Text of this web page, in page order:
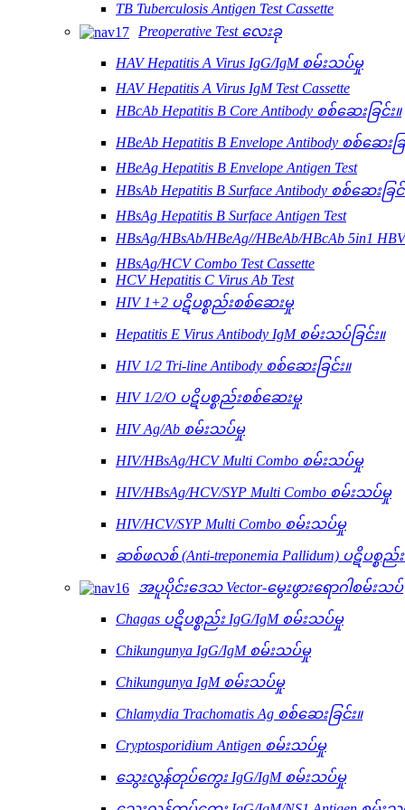
TB Tuberculosis Antigen Test Cassette
Preoperative Test လေးခု
HAV Hepatitis A Virus IgG/IgM စမ်းသပ်မှု
HAV Hepatitis A Virus IgM Test Cassette
HBcAb Hepatitis B Core Antibody စစ်ဆေးခြင်း။
HBeAb Hepatitis B Envelope Antibody စစ်ဆေးခ
HBeAg Hepatitis B Envelope Antigen Test
HBsAb Hepatitis B Surface Antibody စစ်ဆေးခြင်
HBsAg Hepatitis B Surface Antigen Test
HBsAg/HBsAb/HBeAg//HBeAb/HBcAb 5in1
HBsAg/HCV Combo Test Cassette
HCV Hepatitis C Virus Ab Test
HIV 1+2 ပဋိပစ္စည်းစစ်ဆေးမှု
Hepatitis E Virus Antibody IgM စမ်းသပ်ခြင်း။
HIV 1/2 Tri-line Antibody စစ်ဆေးခြင်း။
HIV 1/2/O ပဋိပစ္စည်းစစ်ဆေးမှု
HIV Ag/Ab စမ်းသပ်မှု
HIV/HBsAg/HCV Multi Combo စမ်းသပ်မှု
HIV/HBsAg/HCV/SYP Multi Combo စမ်းသပ်မှု
HIV/HCV/SYP Multi Combo စမ်းသပ်မှု
ဆစ်ဖလစ် (Anti-treponemia Pallidum) ပဋိပစ္စ
အပူပိုင်းဒေသ Vector-မွေးဖွားရောဂါစမ်းသပ်
Chagas ပဋိပစ္စည်း IgG/IgM စမ်းသပ်မှု
Chikungunya IgG/IgM စမ်းသပ်မှု
Chikungunya IgM စမ်းသပ်မှု
Chlamydia Trachomatis Ag စစ်ဆေးခြင်း။
Cryptosporidium Antigen စမ်းသပ်မှု
သွေးလွန်တုပ်ကွေး IgG/IgM စမ်းသပ်မှု